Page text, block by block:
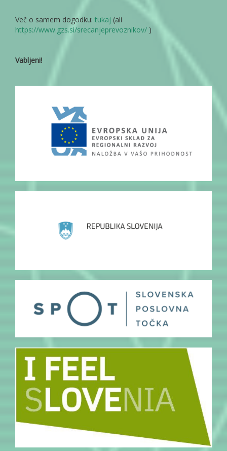
Več o samem dogodku: tukaj (ali
https://www.gzs.si/srecanjeprevoznikov/ )
Vabljeni!